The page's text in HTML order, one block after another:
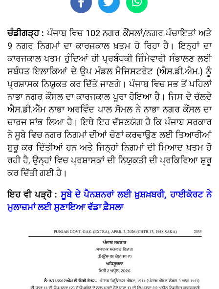
ਚੰਡੀਗੜ੍ਹ : ਪੰਜਾਬ ਵਿਚ 102 ਨਗਰ ਕੌਂਸਲਾਂ/ਨਗਰ ਪੰਚਾਇਤਾਂ ਅਤੇ
9 ਨਗਰ ਨਿਗਮਾਂ ਦਾ ਕਾਰਜਕਾਲ ਖ਼ਤਮ ਹੋ ਰਿਹਾ ਹੈ। ਇਨ੍ਹਾਂ ਦਾ
ਕਾਰਜਕਾਲ ਖਤਮ ਹੁੰਦਿਆਂ ਹੀ ਪ੍ਰਬੰਧਕੀ ਜ਼ਿੰਮੇਵਾਰੀ ਸੰਭਾਲਣ ਲਈ
ਸਬੰਧਤ ਇਲਾਕਿਆਂ ਦੇ ਉਪ ਮੰਡਲ ਮੈਜਿਸਟਰੇਟ (ਐਸ.ਡੀ.ਐਮ.) ਨੂੰ
ਪ੍ਰਸ਼ਾਸਕ ਨਿਯੁਕਤ ਕਰ ਦਿੱਤੇ ਜਾਣਗੇ। ਪੰਜਾਬ ਵਿਚ ਸਭ ਤੋਂ ਪਹਿਲਾਂ
ਨਾਭਾ ਨਗਰ ਕੌਂਸਲ ਦਾ ਕਾਰਜਕਾਲ ਪੂਰਾ ਹੋਇਆ ਹੈ। ਜਿਸ ਦੇ ਚੱਲਦੇ
ਐੱਸ.ਡੀ.ਐੱਮ ਨਾਭਾ ਅਰਵਿੰਦ ਪਾਲ ਸੋਮਲ ਨੇ ਨਾਭਾ ਨਗਰ ਕੌਂਸਲ ਦਾ
ਚਾਰਜ ਸਾਂਭ ਲਿਆ ਹੈ। ਇਥੇ ਇਹ ਦੱਸਣਯੋਗ ਹੈ ਕਿ ਪੰਜਾਬ ਸਰਕਾਰ
ਨੇ ਸੂਬੇ ਵਿਚ ਨਗਰ ਨਿਗਮਾਂ ਦੀਆਂ ਚੋਣਾਂ ਕਰਵਾਉਣ ਲਈ ਤਿਆਰੀਆਂ
ਸ਼ੁਰੂ ਕਰ ਦਿੱਤੀਆਂ ਹਨ ਅਤੇ ਜਿਨ੍ਹਾਂ ਨਿਗਮਾਂ ਦੀ ਮਿਆਦ ਖ਼ਤਮ ਹੋ
ਰਹੀ ਹੈ, ਉਨ੍ਹਾਂ ਵਿਚ ਪ੍ਰਸ਼ਾਸਕਾਂ ਦੀ ਨਿਯੁਕਤੀ ਦੀ ਪ੍ਰਕਿਰਿਆ ਸ਼ੁਰੂ
ਕਰ ਦਿੱਤੀ ਗਈ ਹੈ।
ਇਹ ਵੀ ਪੜ੍ਹੋ :ਸੂਬੇ ਦੇ ਪੈਨਸ਼ਨਰਾਂ ਲਈ ਖ਼ੁਸ਼ਖ਼ਬਰੀ, ਹਾਈਕੋਰਟ ਨੇ
ਮੁਲਾਜ਼ਮਾਂ ਲਈ ਸੁਣਾਇਆ ਵੱਡਾ ਫ਼ੈਸਲਾ